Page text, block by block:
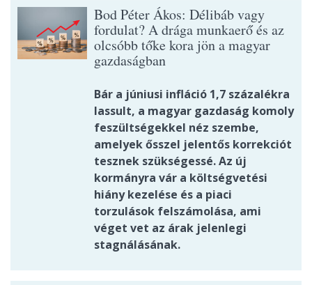
Bod Péter Ákos: Délibáb vagy
fordulat? A drága munkaerő és az
olcsóbb tőke kora jön a magyar
gazdaságban
Bár a júniusi infláció 1,7 százalékra
lassult, a magyar gazdaság komoly
feszültségekkel néz szembe,
amelyek ősszel jelentős korrekciót
tesznek szükségessé. Az új
kormányra vár a költségvetési
hiány kezelése és a piaci
torzulások felszámolása, ami
véget vet az árak jelenlegi
stagnálásának.